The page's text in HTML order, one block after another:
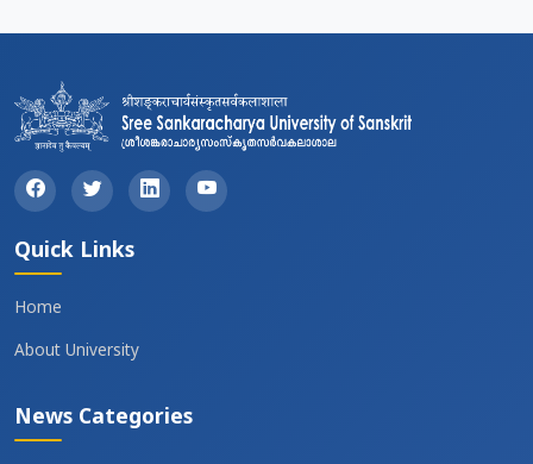
Quick Links
Home
About University
News Categories